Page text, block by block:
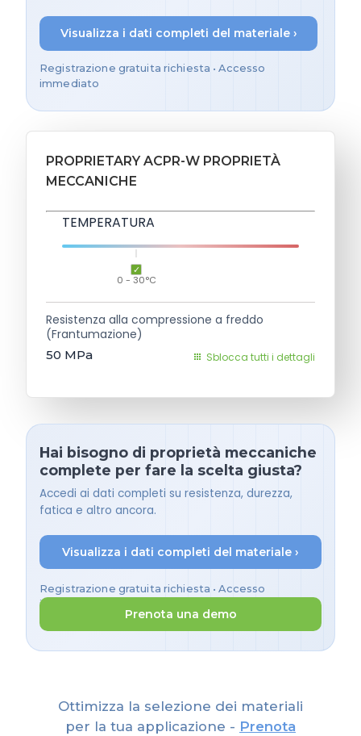
Visualizza i dati completi del materiale ›
Registrazione gratuita richiesta • Accesso
immediato
PROPRIETARY ACPR-W PROPRIETÀ
MECCANICHE
TEMPERATURA
0 - 30°C
Resistenza alla compressione a freddo
(Frantumazione)
50 MPa Sblocca tutti i dettagli
Hai bisogno di proprietà meccaniche
complete per fare la scelta giusta?
Accedi ai dati completi su resistenza, durezza,
fatica e altro ancora.
Visualizza i dati completi del materiale ›
Registrazione gratuita richiesta • Accesso
immediato
Prenota una demo
Ottimizza la selezione dei materiali
per la tua applicazione - Prenota